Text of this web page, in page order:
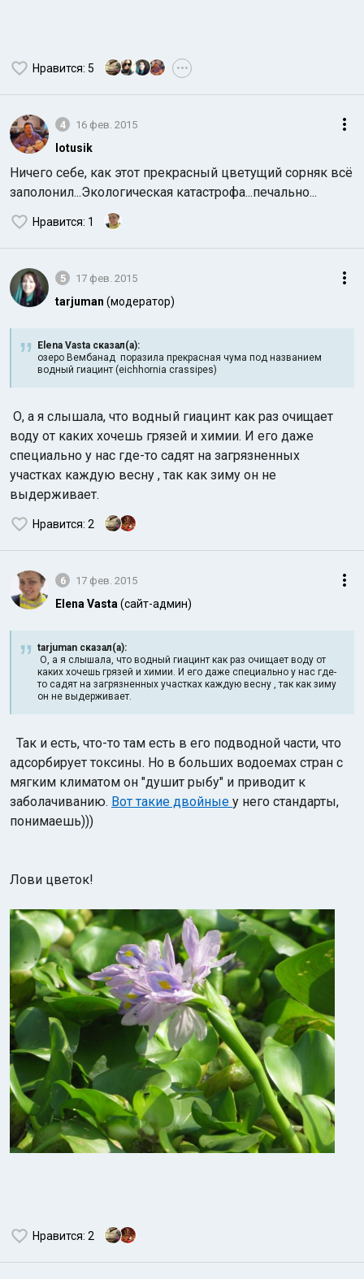
Нравится: 5 •••
4 16 фев. 2015
lotusik
Ничего себе, как этот прекрасный цветущий сорняк всё
заполонил...Экологическая катастрофа...печально...
Нравится: 1
5 17 фев. 2015
tarjuman (модератор)
Elena Vasta сказал(а):
озеро Вембанад поразила прекрасная чума под названием
водный гиацинт (eichhornia crassipes)
О, а я слышала, что водный гиацинт как раз очищает
воду от каких хочешь грязей и химии. И его даже
специально у нас где-то садят на загрязненных
участках каждую весну , так как зиму он не
выдерживает.
Нравится: 2
6 17 фев. 2015
Elena Vasta (сайт-админ)
tarjuman сказал(а):
О, а я слышала, что водный гиацинт как раз очищает воду от
каких хочешь грязей и химии. И его даже специально у нас где-
то садят на загрязненных участках каждую весну , так как зиму
он не выдерживает.
Так и есть, что-то там есть в его подводной части, что
адсорбирует токсины. Но в больших водоемах стран с
мягким климатом он "душит рыбу" и приводит к
заболачиванию. Вот такие двойные у него стандарты,
понимаешь)))
Лови цветок!
Нравится: 2